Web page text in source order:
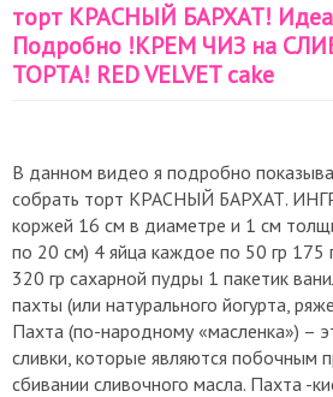
торт КРАСНЫЙ БАРХАТ!
Подробно !КРЕМ ЧИЗ на
ТОРТА! RED VELVET cake
В данном видео я подробно
собрать торт КРАСНЫЙ БАРХАТ.
коржей 16 см в диаметре и 1 см
по 20 см) 4 яйца каждое по 50 гр 175
320 гр сахарной пудры 1 пакетик
пахты (или натурального йогурта,
Пахта (по-народному «масленка») –
сливки, которые являются побочным
сбивании сливочного масла. Пахта -